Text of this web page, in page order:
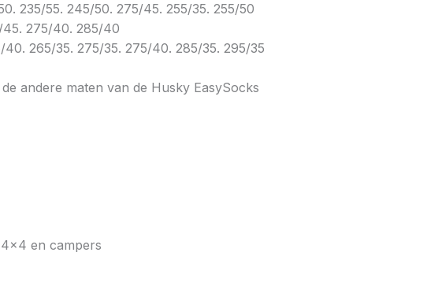
235/55. 245/50. 275/45. 255/35. 255/50
45. 275/40. 285/40
265/35. 275/35. 275/40. 285/35. 295/35
andere maten van de Husky EasySocks
en campers